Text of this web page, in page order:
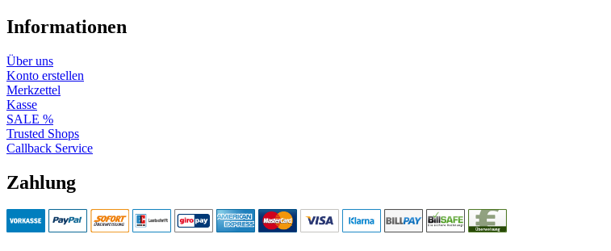
Informationen
Über uns
Konto erstellen
Merkzettel
Kasse
SALE %
Trusted Shops
Callback Service
Zahlung